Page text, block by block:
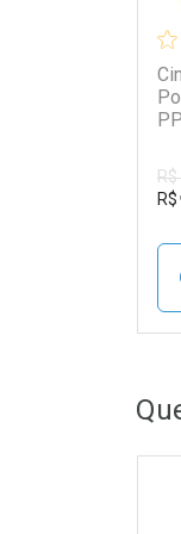
R$
R$